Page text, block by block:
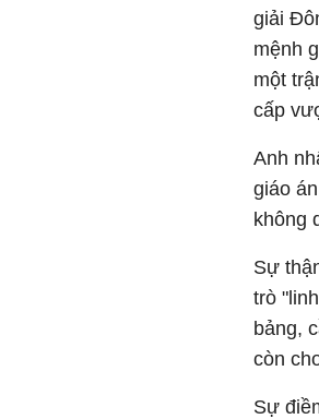
giải
mệnh
một
cấp
Anh
giáo
không
Sự
trò
bảng,
còn
Sự